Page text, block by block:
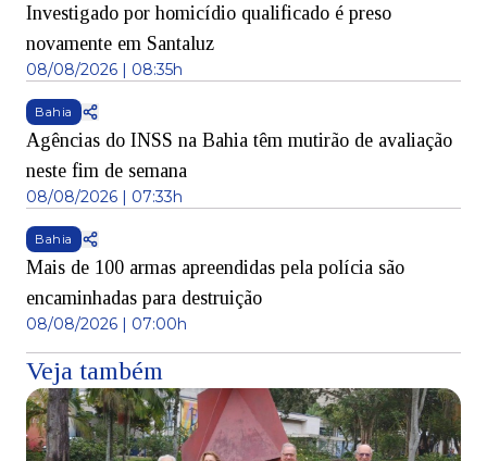
Investigado por homicídio qualificado é preso
novamente em Santaluz
08/08/2026 | 08:35h
Bahia
Agências do INSS na Bahia têm mutirão de avaliação
neste fim de semana
08/08/2026 | 07:33h
Bahia
Mais de 100 armas apreendidas pela polícia são
encaminhadas para destruição
08/08/2026 | 07:00h
Veja também